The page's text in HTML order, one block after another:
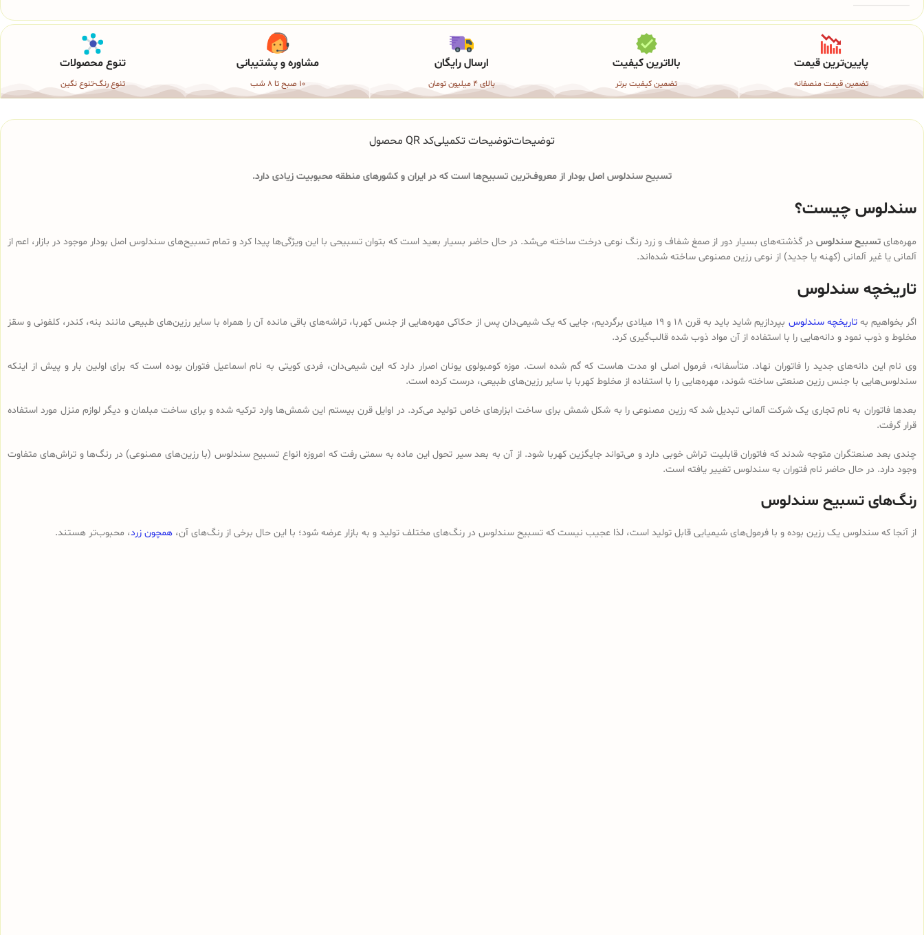
پایین‌ترین قیمت
تضمین قیمت منصفانه
بالاترین کیفیت
تضمین کیفیت برتر
ارسال رایگان
بالای 4 میلیون تومان
مشاوره و پشتیبانی
10 صبح تا 8 شب
تنوع محصولات
تنوع رنگ-تنوع نگین
توضیحاتتوضیحات تکمیلیکد QR محصول
تسبیح سندلوس اصل بودار از معروف‌ترین تسبیح‌ها است که در ایران و کشورهای منطقه محبوبیت زیادی دارد.
سندلوس چیست؟
مهره‌های تسبیح سندلوس در گذشته‌های بسیار دور از صمغ شفاف و زرد رنگ نوعی درخت ساخته می‌شد. در حال حاضر بسیار بعید است که بتوان تسبیحی با این ویژگی‌ها پیدا کرد و تمام تسبیح‌های سندلوس‌ اصل بودار موجود در بازار، اعم از
آلمانی یا غیر آلمانی (کهنه یا جدید) از نوعی رزین مصنوعی ساخته شده‌اند.
تاریخچه سندلوس
اگر بخواهیم بهتاریخچه سندلوس
بپردازیم شاید باید به قرن 18 و 19 میلادی برگردیم، جایی که یک شیمی‌دان پس از حکاکی مهره‌هایی از جنس کهربا، تراشه‌های باقی مانده آن را همراه با سایر رزین‌های طبیعی مانند بنه، کندر، کلفونی و سقز
مخلوط و ذوب نمود و دانه‌هایی را با استفاده از آن مواد ذوب شده قالب‌گیری کرد.
وی نام این دانه‌های جدید را فاتوران نهاد. متأسفانه، فرمول اصلی او مدت هاست که گم شده است. موزه کومبولوی یونان اصرار دارد که این شیمی‌دان، فردی کویتی به نام اسماعیل فتوران بوده است که برای اولین بار و پیش از اینکه
سندلوس‌هایی با جنس رزین صنعتی ساخته شوند، مهره‌هایی را با استفاده از مخلوط کهربا با سایر رزین‌های طبیعی، درست کرده است.
بعدها فاتوران به نام تجاری یک شرکت آلمانی تبدیل شد که رزین مصنوعی را به شکل شمش برای ساخت ابزارهای خاص تولید می‌کرد. در اوایل قرن بیستم این شمش‌ها وارد ترکیه شده و برای ساخت مبلمان و دیگر لوازم منزل مورد استفاده
قرار گرفت.
چندی بعد صنعتگران متوجه شدند که فاتوران قابلیت تراش خوبی دارد و می‌تواند جایگزین کهربا شود. از آن به بعد سیر تحول این ماده به سمتی رفت که امروزه انواع تسبیح‌ سندلوس (با رزین‌های مصنوعی) در رنگ‌ها و تراش‌های متفاوت
وجود دارد. در حال حاضر نام فتوران به سندلوس تغییر یافته است.
رنگ‌های تسبیح سندلوس
از آنجا که سندلوس یک رزین بوده و با فرمول‌های شیمیایی قابل تولید است، لذا عجیب نیست که تسبیح سندلوس در رنگ‌های مختلف تولید و به بازار عرضه شود؛ با این حال برخی از رنگ‌های آن، همچون زرد، محبوب‌تر هستند.